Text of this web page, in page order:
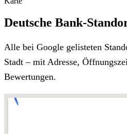
Deutsche Bank-
Alle bei Google gelisteten
Stadt – mit Adresse,
Bewertungen.